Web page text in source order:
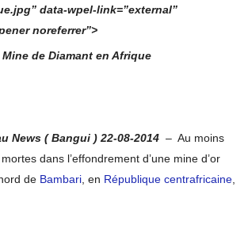
data-wpel-link=”external”
noreferrer”>
News ( Bangui ) 22-08-2014 – Au moins
dans l’effondrement d’une mine d’or
de Bambari, en République centrafricaine,